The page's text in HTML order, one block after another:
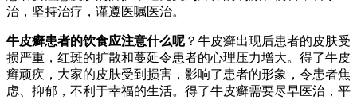
治，坚持治疗，谨遵医嘱医治。
牛皮癣患者的饮食应注意什么呢？牛皮癣出现后患者的皮肤受
损严重，红斑的扩散和蔓延令患者的心理压力增大。得了牛皮
癣顽疾，大家的皮肤受到损害，影响了患者的形象，令患者焦
虑、抑郁，不利于幸福的生活。得了牛皮癣需要尽早医治，平